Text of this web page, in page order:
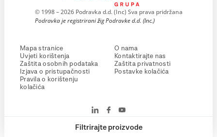
Filtrirajte proizvode
© 1998 – 2026 Podravka d.d. (Inc) Sva prava pridržana
Podravka je registrirani žig Podravke d.d. (Inc.)
Mapa stranice
Uvjeti korištenja
Zaštita osobnih podataka
Izjava o pristupačnosti
Pravila o korištenju
kolačića
O nama
Kontaktirajte nas
Zaštita privatnosti
Postavke kolačića